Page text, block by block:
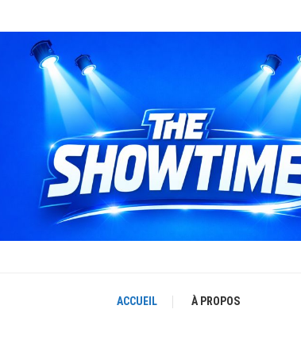
THE SHOWTIME
ACCUEIL À PROPOS